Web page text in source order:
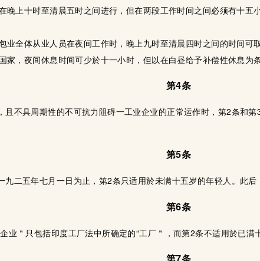
晚上十时至清晨五时之间进行，但在两段工作时间之间必须有十
业全体从业人员在夜间工作时，晚上九时至清晨四时之间的时间可
家，夜间休息时间可少於十一小时，但以在白昼给予补偿性休息为条
第4条
且不具周期性的不可抗力阻碍一工业企业的正常运作时，第2条和
第5条
二五年七月一日为止，第2条只适用於未满十五岁的年轻人。此后
第6条
业＂只包括印度工厂法中所确定的“工厂＂，而第2条不适用於已满